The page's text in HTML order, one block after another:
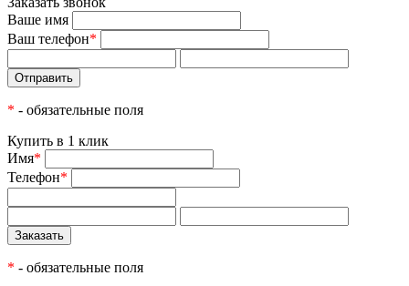
Ваше имя
Ваш телефон*
* - обязательные поля
Купить в 1 клик
Имя*
Телефон*
* - обязательные поля